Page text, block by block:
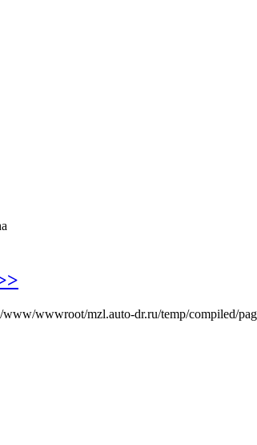
wwwroot/mzl.auto-dr.ru/temp/compiled/